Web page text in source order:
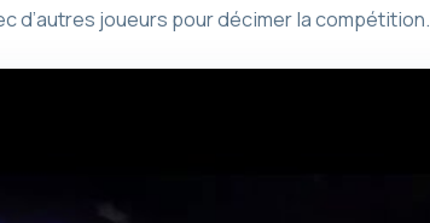
d’autres joueurs pour décimer la compétition.